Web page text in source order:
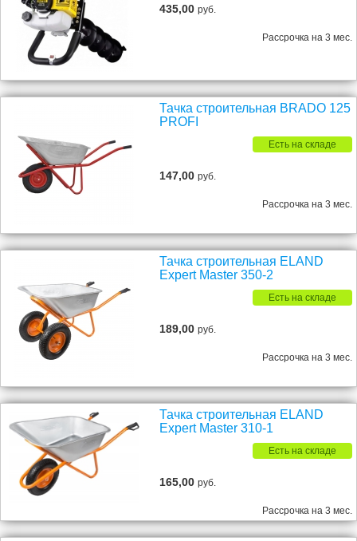
435,00руб.
Рассрочка на 3 мес.
Тачка строительная BRADO 125
PROFI
Есть на складе
147,00руб.
Рассрочка на 3 мес.
Тачка строительная ELAND
Expert Master 350-2
Есть на складе
189,00руб.
Рассрочка на 3 мес.
Тачка строительная ELAND
Expert Master 310-1
Есть на складе
165,00руб.
Рассрочка на 3 мес.